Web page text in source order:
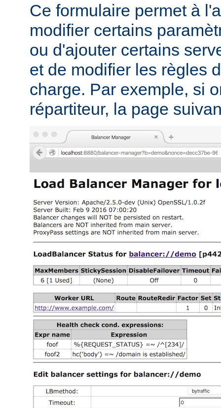
Ce formulaire permet à
modifier certains
ou d'ajouter certains
et de modifier les règles
charge. Par exemple, si
répartiteur, la page